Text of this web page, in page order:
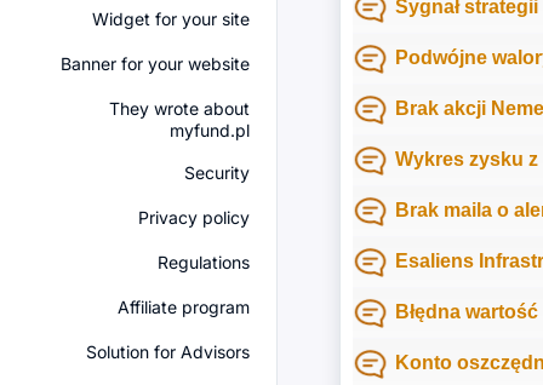
Widget for your site
Banner for your website
They wrote about
myfund.pl
Security
Privacy policy
Regulations
Affiliate program
Solution for Advisors
Sygnał strategii
Podwójne
Brak akcji
Wykres zysku
Brak maila o
Esaliens
Błędna
Konto